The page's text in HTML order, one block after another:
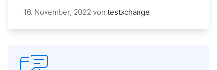
16. November, 2022 von testxchange